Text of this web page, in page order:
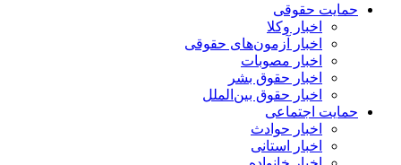
حمایت حقوقی
اخبار وکلا
اخبار آزمون‌های حقوقی
اخبار مصوبات
اخبار حقوق بشر
اخبار حقوق بین‌الملل
حمایت اجتماعی
اخبار حوادث
اخبار استانی